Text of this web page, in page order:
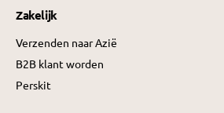
Zakelijk
Verzenden naar Azië
B2B klant worden
Perskit